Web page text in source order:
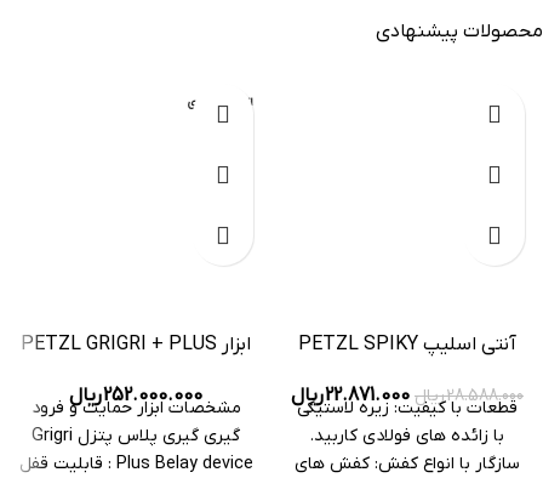
محصولات پیشنهادی
آنتی اسلیپ PETZL SPIKY
28.588.000ریال 22.871.000ریال
قطعات با کیفیت: زیره لاستیکی
با زائده های فولادی کاربید.
سازگار با انواع کفش: کفش های
اتمام موجودی
ابزار PETZL GRIGRI + PLUS
252.000.000ریال
مشخصات ابزار حمایت و فرود
گیری گیری پلاس پتزل Grigri
Plus Belay device : قابلیت قفل